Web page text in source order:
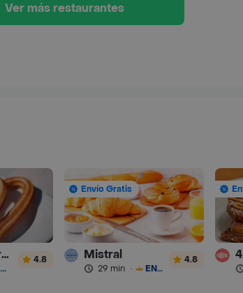
Ver más restaurantes
I Love Churros 95
ENVÍO GRATIS
4.8
Envío Gratis
Mistral
29 min · ENVÍO GRATIS
4.8